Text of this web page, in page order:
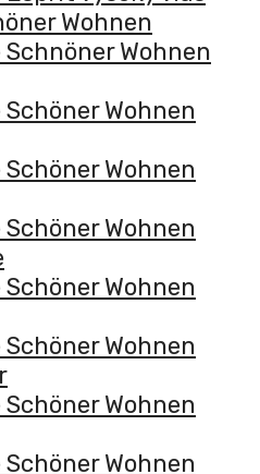
Wohnen
Schnöner Wohnen
Schöner Wohnen
Schöner Wohnen
Schöner Wohnen
Schöner Wohnen
Schöner Wohnen
Schöner Wohnen
Schöner Wohnen